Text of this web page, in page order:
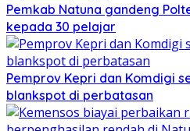
Pemkab Natuna gandeng
kepada 30 pelajar
Pemprov Kepri dan Komdigi
blankspot di perbatasan